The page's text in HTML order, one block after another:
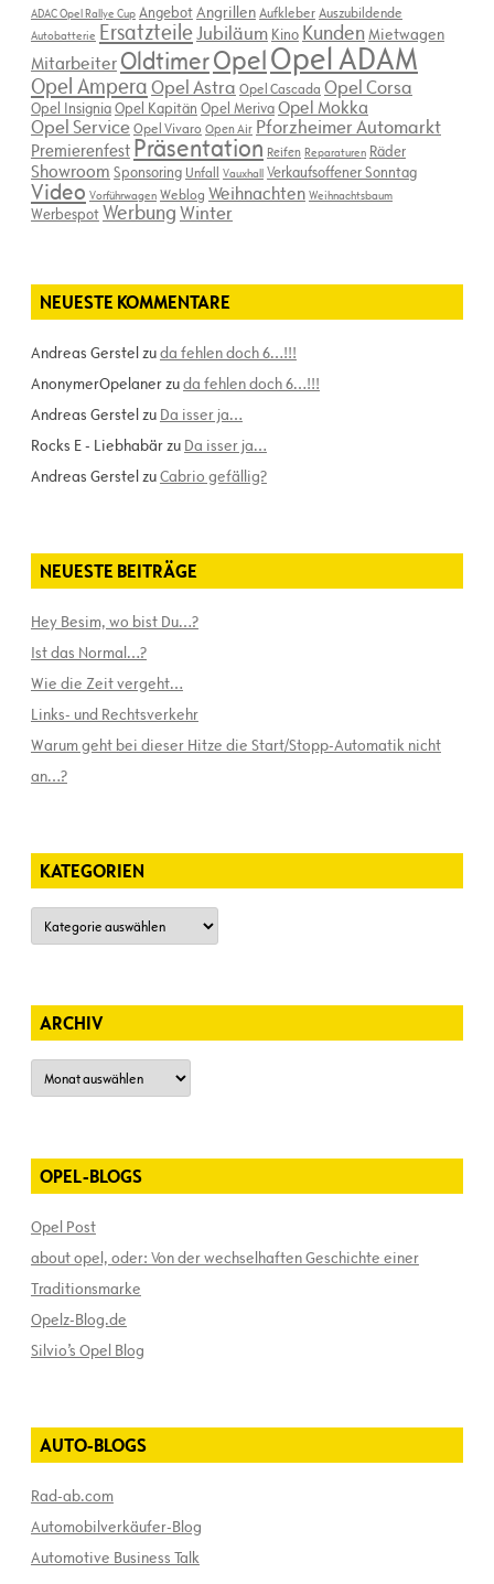
ADAC Opel Rallye Cup AngebotAngrillenAufkleberAuszubildende
Autobatterie ErsatzteileJubiläum Kino KundenMietwagen
Mitarbeiter OldtimerOpelOpel ADAM
Opel AmperaOpel Astra Opel Cascada Opel Corsa
Opel InsigniaOpel Kapitän Opel MerivaOpel Mokka
Opel ServiceOpel Vivaro Open Air Pforzheimer Automarkt
Premierenfest Präsentation Reifen Reparaturen Räder
Showroom Sponsoring Unfall Vauxhall Verkaufsoffener Sonntag
Video Vorführwagen Weblog Weihnachten Weihnachtsbaum
WerbespotWerbungWinter
NEUESTE KOMMENTARE
Andreas Gerstelzuda fehlen doch 6…!!!
AnonymerOpelanerzuda fehlen doch 6…!!!
Andreas Gerstelzu Da isser ja…
Rocks E - Liebhabärzu Da isser ja…
Andreas GerstelzuCabrio gefällig?
NEUESTE BEITRÄGE
Hey Besim, wo bist Du…?
Ist das Normal…?
Wie die Zeit vergeht…
Links- und Rechtsverkehr
Warum geht bei dieser Hitze die Start/Stopp-Automatik nicht
an…?
KATEGORIEN
Kategorien
ARCHIV
Archiv
OPEL-BLOGS
Opel Post
about opel, oder: Von der wechselhaften Geschichte einer
Traditionsmarke
Opelz-Blog.de
Silvio’s Opel Blog
AUTO-BLOGS
Rad-ab.com
Automobilverkäufer-Blog
Automotive Business Talk